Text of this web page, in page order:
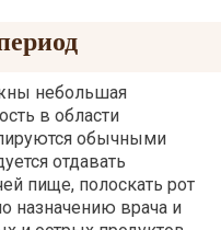
небольшая
в области
обычными
отдавать
пище, полоскать рот
назначению врача и